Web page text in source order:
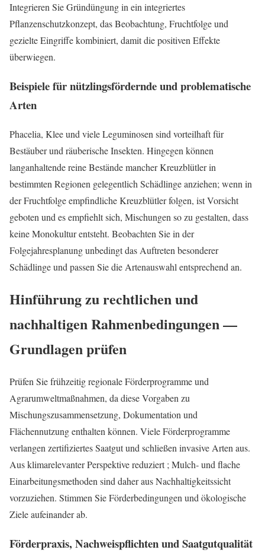
Integrieren Sie Gründüngung in ein integriertes
Pflanzenschutzkonzept, das Beobachtung, Fruchtfolge und
gezielte Eingriffe kombiniert, damit die positiven Effekte
überwiegen.
Beispiele für nützlingsfördernde und problematische
Arten
Phacelia, Klee und viele Leguminosen sind vorteilhaft für
Bestäuber und räuberische Insekten. Hingegen können
langanhaltende reine Bestände mancher Kreuzblütler in
bestimmten Regionen gelegentlich Schädlinge anziehen; wenn in
der Fruchtfolge empfindliche Kreuzblütler folgen, ist Vorsicht
geboten und es empfiehlt sich, Mischungen so zu gestalten, dass
keine Monokultur entsteht. Beobachten Sie in der
Folgejahresplanung unbedingt das Auftreten besonderer
Schädlinge und passen Sie die Artenauswahl entsprechend an.
Hinführung zu rechtlichen und
nachhaltigen Rahmenbedingungen —
Grundlagen prüfen
Prüfen Sie frühzeitig regionale Förderprogramme und
Agrarumweltmaßnahmen, da diese Vorgaben zu
Mischungszusammensetzung, Dokumentation und
Flächennutzung enthalten können. Viele Förderprogramme
verlangen zertifiziertes Saatgut und schließen invasive Arten aus.
Aus klimarelevanter Perspektive reduziert ; Mulch‑ und flache
Einarbeitungsmethoden sind daher aus Nachhaltigkeitssicht
vorzuziehen. Stimmen Sie Förderbedingungen und ökologische
Ziele aufeinander ab.
Förderpraxis, Nachweispflichten und Saatgutqualität